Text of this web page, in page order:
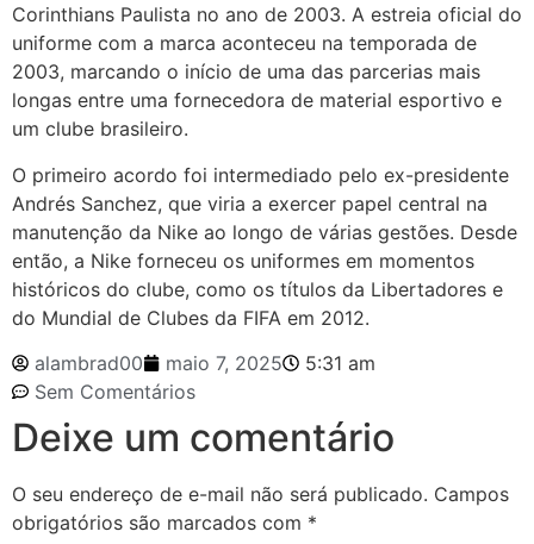
Corinthians Paulista no ano de 2003. A estreia oficial do
uniforme com a marca aconteceu na temporada de
2003, marcando o início de uma das parcerias mais
longas entre uma fornecedora de material esportivo e
um clube brasileiro.
O primeiro acordo foi intermediado pelo ex-presidente
Andrés Sanchez, que viria a exercer papel central na
manutenção da Nike ao longo de várias gestões. Desde
então, a Nike forneceu os uniformes em momentos
históricos do clube, como os títulos da Libertadores e
do Mundial de Clubes da FIFA em 2012.
alambrad00
maio 7, 2025
5:31 am
Sem Comentários
Deixe um comentário
O seu endereço de e-mail não será publicado. Campos
obrigatórios são marcados com *